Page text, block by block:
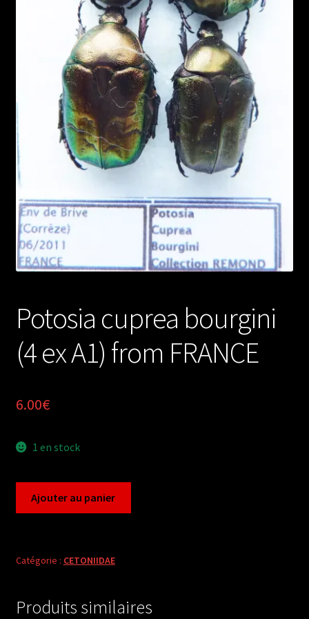
Potosia cuprea bourgini
(4 ex A1) from FRANCE
6.00€
1 en stock
bourgini
A1)
Ajouter au panier
Catégorie : CETONIIDAE
Produits similaires